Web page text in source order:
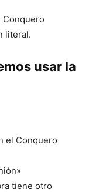
Conquero
literal.
usar la
el Conquero
tiene otro